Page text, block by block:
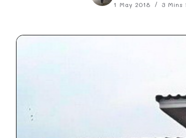
1 May 2018 3 Mins